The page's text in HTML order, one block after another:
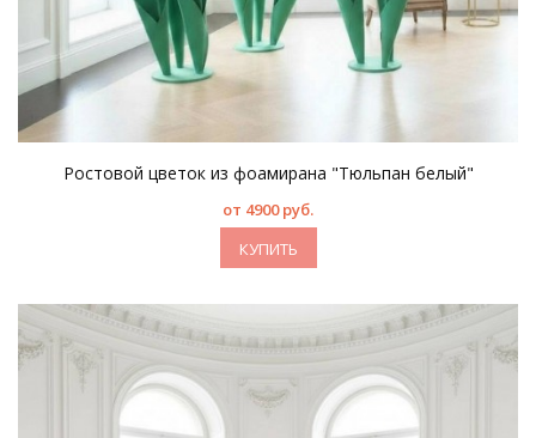
Ростовой цветок из фоамирана "Тюльпан белый"
от 4900 руб.
КУПИТЬ